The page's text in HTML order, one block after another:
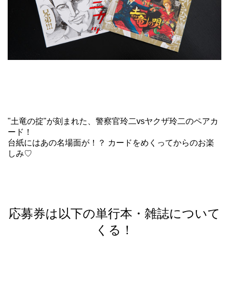
"土竜の掟"が刻まれた、警察官玲二vsヤクザ玲二のペアカ
ード！
台紙にはあの名場面が！？ カードをめくってからのお楽
しみ♡
応募券は以下の単行本・雑誌について
くる！